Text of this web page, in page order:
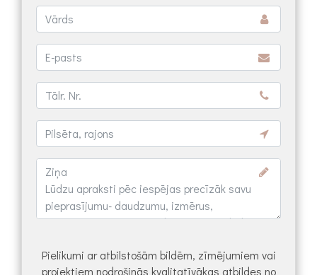
Pielikumi ar atbilstošām bildēm, zīmējumiem vai
projektiem nodrošinās kvalitatīvākas atbildes no